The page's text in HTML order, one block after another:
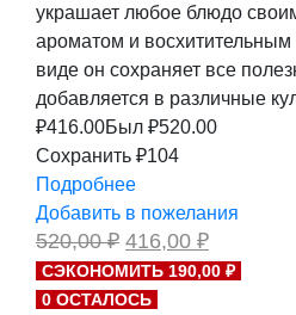
украшает любое блюдо
ароматом и
виде он сохраняет все
добавляется в различные
₽416.00Был ₽520.00
Сохранить ₽104
Подробнее
Добавить в пожелания
520,00₽ Первоначальная
цена
составляла
520,00 ₽.
416,00 ₽Текущая
цена:
416,00 ₽.
СЭКОНОМИТЬ 190,00 ₽
0 ОСТАЛОСЬ